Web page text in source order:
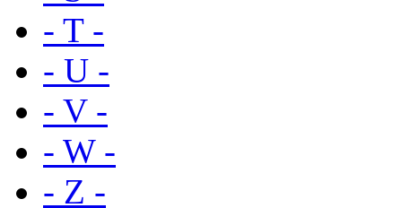
- T -
- U -
- V -
- W -
- Z -